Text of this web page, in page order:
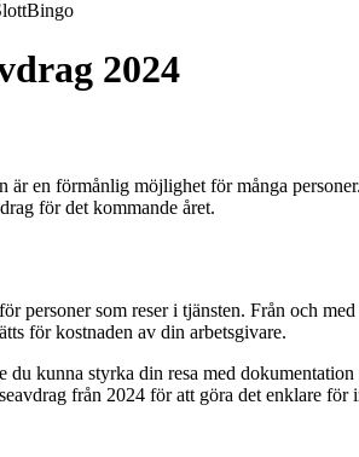
Bingo
2024
är en förmånlig möjlighet för många
för det kommande året.
personer som reser i tjänsten. Från och
för kostnaden av din arbetsgivare.
du kunna styrka din resa med
från 2024 för att göra det enklare för